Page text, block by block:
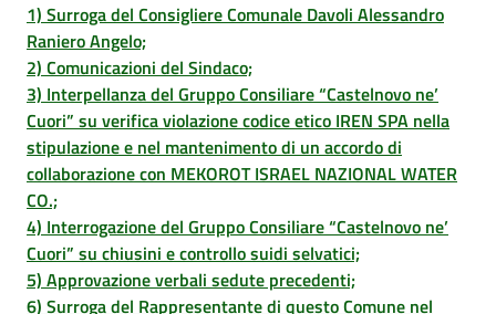
1) Surroga del Consigliere Comunale Davoli Alessandro
Raniero Angelo;
2) Comunicazioni del Sindaco;
3) Interpellanza del Gruppo Consiliare “Castelnovo ne’
Cuori” su verifica violazione codice etico IREN SPA nella
stipulazione e nel mantenimento di un accordo di
collaborazione con MEKOROT ISRAEL NAZIONAL WATER
CO.;
4) Interrogazione del Gruppo Consiliare “Castelnovo ne’
Cuori” su chiusini e controllo suidi selvatici;
5) Approvazione verbali sedute precedenti;
6) Surroga del Rappresentante di questo Comune nel